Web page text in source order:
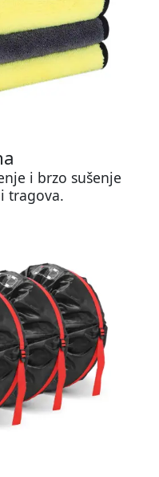
i brzo sušenje
tragova.